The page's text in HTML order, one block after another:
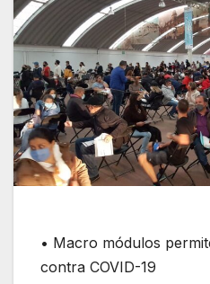
• Macro módulos
contra COVID-19